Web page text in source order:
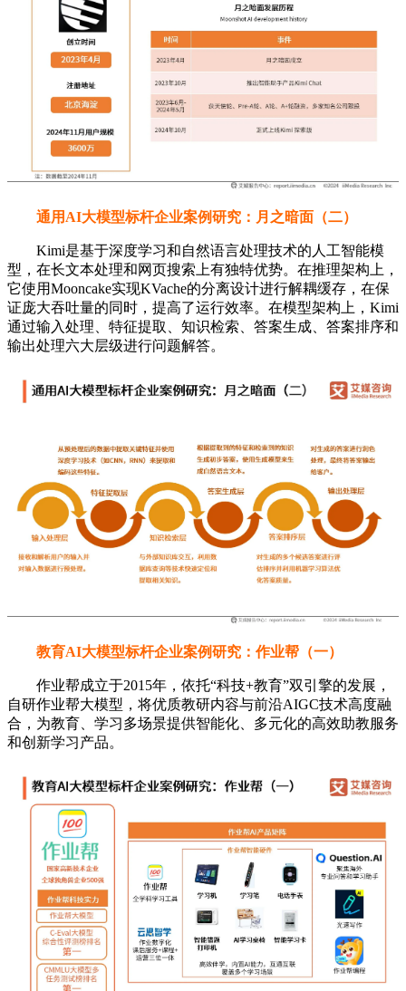
通用AI大模型标杆企业案例研究：月之暗面（二）
Kimi是基于深度学习和自然语言处理技术的人工智能模
型，在长文本处理和网页搜索上有独特优势。在推理架构上，
它使用Mooncake实现KVache的分离设计进行解耦缓存，在保
证庞大吞吐量的同时，提高了运行效率。在模型架构上，Kimi
通过输入处理、特征提取、知识检索、答案生成、答案排序和
输出处理六大层级进行问题解答。
教育AI大模型标杆企业案例研究：作业帮（一）
作业帮成立于2015年，依托“科技+教育”双引擎的发展，
自研作业帮大模型，将优质教研内容与前沿AIGC技术高度融
合，为教育、学习多场景提供智能化、多元化的高效助教服务
和创新学习产品。